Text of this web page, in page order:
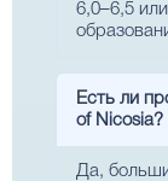
6,0–6,5
Есть ли
of Nicosia?
Да,